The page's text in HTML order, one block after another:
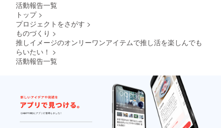
活動報告一覧
トップ >
プロジェクトをさがす >
ものづくり >
推しイメージのオンリーワンアイテムで推し活を楽しんでも
らいたい！ >
活動報告一覧